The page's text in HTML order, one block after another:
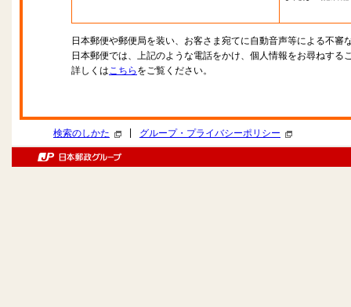
日本郵便や郵便局を装い、お客さま宛てに自動音声等による不審
日本郵便では、上記のような電話をかけ、個人情報をお尋ねする
詳しくはこちら をご覧ください。
検索のしかた グループ・プライバシーポリシー